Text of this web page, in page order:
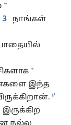
*
3
நாங்கள்
*
இந்த
d
இருக்கிற